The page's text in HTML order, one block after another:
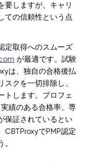
要しますが、キャリ
ての信頼性という点
定取得へのスムーズ
が最適です。試験
は、独自の合格後払
クを一切排除し、
トします。プロフェ
績のある合格率、専
保証されているとい
CBTProxyでPMP認定